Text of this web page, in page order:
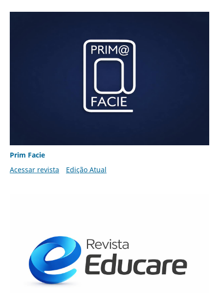
Prim Facie
Acessar revista
Edição Atual